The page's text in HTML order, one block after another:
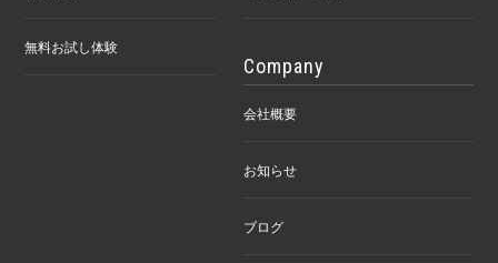
無料お試し体験
Company
会社概要
お知らせ
ブログ